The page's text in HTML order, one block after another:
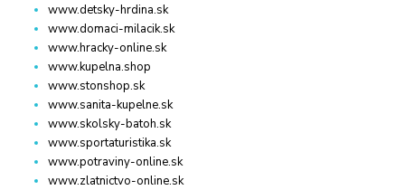
www.detsky-hrdina.sk
www.domaci-milacik.sk
www.hracky-online.sk
www.kupelna.shop
www.stonshop.sk
www.sanita-kupelne.sk
www.skolsky-batoh.sk
www.sportaturistika.sk
www.potraviny-online.sk
www.zlatnictvo-online.sk